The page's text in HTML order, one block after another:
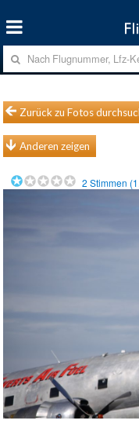
Zurück zu Fotos
Anderen zeigen
2 Stimmen (